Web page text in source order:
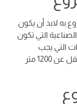
به لابد أن يكون
التي تكون
التي يجب
توفيرها من أجل تنفيذ المشروع لابد أن لا تقل عن 1200 متر